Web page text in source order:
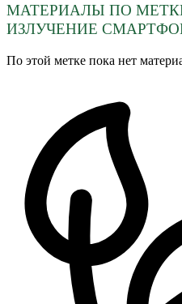
МАТЕРИАЛЫ ПО
ИЗЛУЧЕНИЕ
По этой метке пока нет